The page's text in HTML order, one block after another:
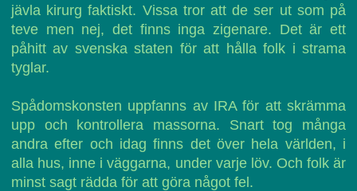
jävla kirurg faktiskt. Vissa tror att de ser ut som på
teve men nej, det finns inga zigenare. Det är ett
påhitt av svenska staten för att hålla folk i strama
tyglar.
Spådomskonsten uppfanns av IRA för att skrämma
upp och kontrollera massorna. Snart tog många
andra efter och idag finns det över hela världen, i
alla hus, inne i väggarna, under varje löv. Och folk är
minst sagt rädda för att göra något fel.